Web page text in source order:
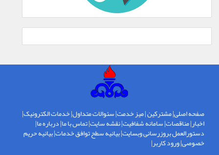
صفحه اصلی|مشترکین|میز خدمت|سئوالات متداول|خدمات الکترونیک|
اخبار|مناقصات|سامانه شفافیت|نقشه سایت|تماس با ما|درباره ما|
دستورالعمل بروزرسانی وبسایت|بیانیه سطح توافق خدمات|بیانیه حریم
خصوصی|ورود کاربر|